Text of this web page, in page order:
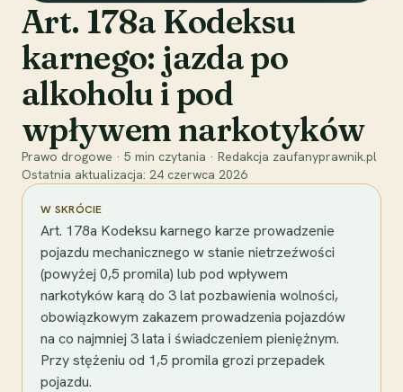
Art. 178a Kodeksu
karnego: jazda po
alkoholu i pod
wpływem narkotyków
Prawo drogowe · 5 min czytania · Redakcja zaufanyprawnik.pl
Ostatnia aktualizacja: 24 czerwca 2026
W SKRÓCIE
Art. 178a Kodeksu karnego karze prowadzenie
pojazdu mechanicznego w stanie nietrzeźwości
(powyżej 0,5 promila) lub pod wpływem
narkotyków karą do 3 lat pozbawienia wolności,
obowiązkowym zakazem prowadzenia pojazdów
na co najmniej 3 lata i świadczeniem pieniężnym.
Przy stężeniu od 1,5 promila grozi przepadek
pojazdu.